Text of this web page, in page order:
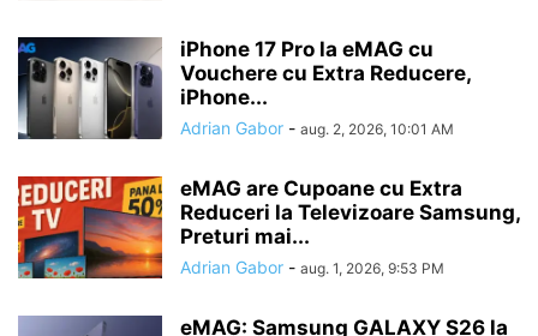
iPhone 17 Pro la eMAG cu
Vouchere cu Extra Reducere,
iPhone...
Adrian Gabor - aug. 2, 2026, 10:01 AM
eMAG are Cupoane cu Extra
Reduceri la Televizoare Samsung,
Preturi mai...
Adrian Gabor - aug. 1, 2026, 9:53 PM
eMAG: Samsung GALAXY S26 la